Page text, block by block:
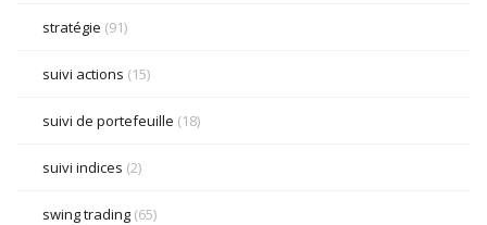
stratégie (91)
suivi actions (15)
suivi de portefeuille (18)
suivi indices (2)
swing trading (65)